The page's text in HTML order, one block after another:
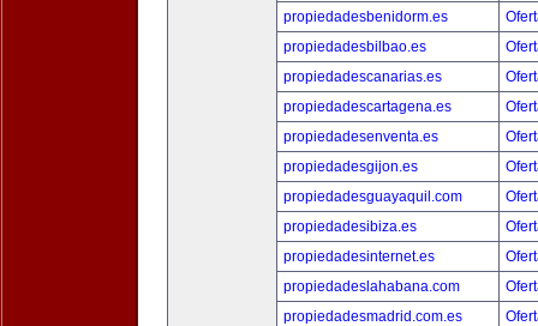
propiedadesbenidorm.es
propiedadesbilbao.es
propiedadescanarias.es
propiedadescartagena.es
propiedadesenventa.es
propiedadesgijon.es
propiedadesguayaquil.com
propiedadesibiza.es
propiedadesinternet.es
propiedadeslahabana.com
propiedadesmadrid.com.es